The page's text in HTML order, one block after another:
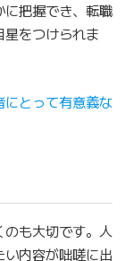
に把握でき、転職
をつけられま
にとって有意義な
も大切です。人
内容が咄嗟に出